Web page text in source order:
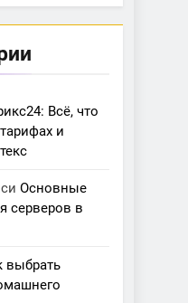
Всё, что
и
Основные
серверов в
выбрать